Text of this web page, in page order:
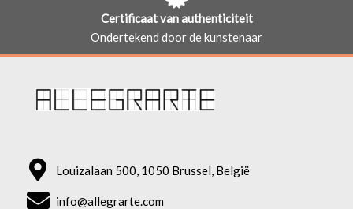
Certificaat van authenticiteit
Ondertekend door de kunstenaar
Louizalaan 500, 1050 Brussel, België
info@allegrarte.com